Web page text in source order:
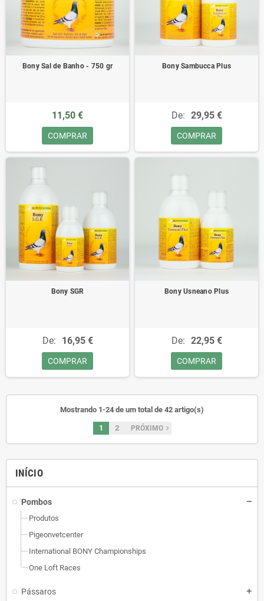
INÍCIO
Pombos
Produtos
Pigeonvetcenter
International BONY Championships
One Loft Races
Pássaros
Bony Sal de Banho - 750 gr
11,50 €
COMPRAR
Bony Sambucca Plus
De: 29,95 €
COMPRAR
Bony SGR
De: 16,95 €
COMPRAR
Bony Usneano Plus
De: 22,95 €
COMPRAR
Mostrando 1-24 de um total de 42 artigo(s)
1 2 PRÓXIMOnavigate_next